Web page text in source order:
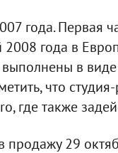
года. Первая
года в
в
что
где также
продажу 29